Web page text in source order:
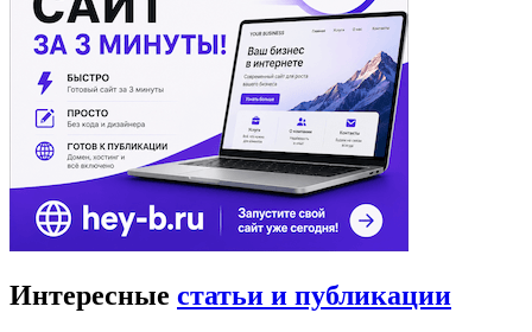
Интересные статьи и публикации